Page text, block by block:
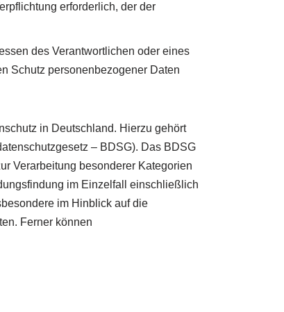
erforderlich, der der
des Verantwortlichen oder eines
Schutz personenbezogener Daten
in Deutschland. Hierzu gehört
– BDSG). Das BDSG
Verarbeitung besonderer Kategorien
im Einzelfall einschließlich
im Hinblick auf die
Ferner können